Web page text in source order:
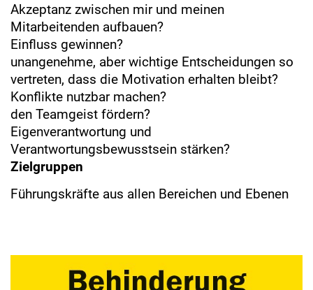
Akzeptanz zwischen mir und meinen
Mitarbeitenden aufbauen?
Einfluss gewinnen?
unangenehme, aber wichtige Entscheidungen so
vertreten, dass die Motivation erhalten bleibt?
Konflikte nutzbar machen?
den Teamgeist fördern?
Eigenverantwortung und
Verantwortungsbewusstsein stärken?
Zielgruppen
Führungskräfte aus allen Bereichen und Ebenen